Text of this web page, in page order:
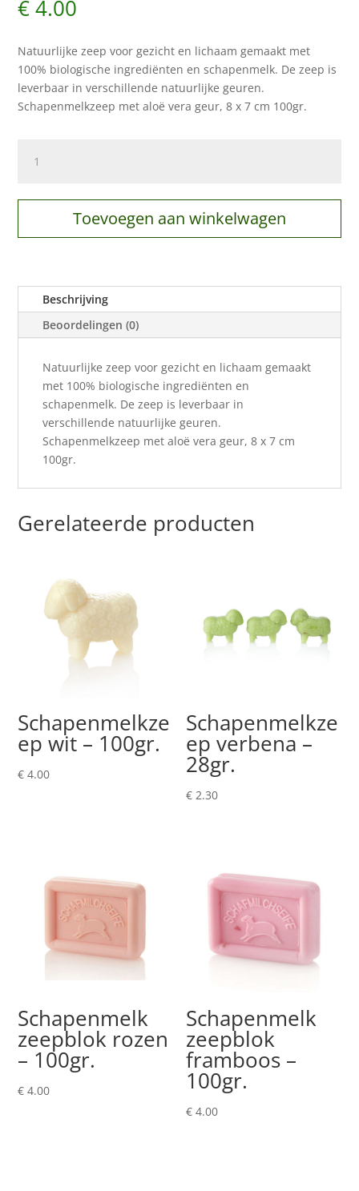
€4.00
Natuurlijke zeep voor gezicht en lichaam gemaakt met
100% biologische ingrediënten en schapenmelk. De zeep is
leverbaar in verschillende natuurlijke geuren.
Schapenmelkzeep met aloë vera geur, 8 x 7 cm 100gr.
aloë
-
aantal
Toevoegen aan winkelwagen
Beschrijving
Beoordelingen (0)
Natuurlijke zeep voor gezicht en lichaam gemaakt
met 100% biologische ingrediënten en
schapenmelk. De zeep is leverbaar in
verschillende natuurlijke geuren.
Schapenmelkzeep met aloë vera geur, 8 x 7 cm
100gr.
Gerelateerde producten
Schapenmelkze
ep wit – 100gr.
€ 4.00
Schapenmelkze
ep verbena –
28gr.
€ 2.30
Schapenmelk
zeepblok rozen
– 100gr.
€ 4.00
Schapenmelk
zeepblok
framboos –
100gr.
€ 4.00